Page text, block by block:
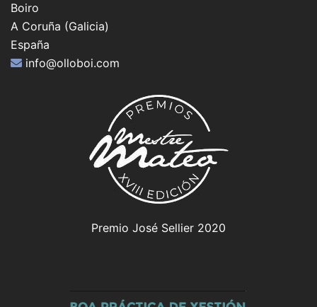
Boiro
A Coruña (Galicia)
España
info@olloboi.com
Premio José Sellier 2020